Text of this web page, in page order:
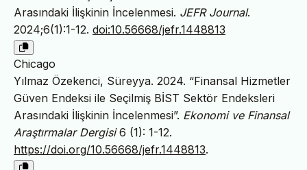
Arasındaki İlişkinin İncelenmesi. JEFR Journal.
2024;6(1):1-12. doi:10.56668/jefr.1448813
Chicago
Yılmaz Özekenci, Süreyya. 2024. “Finansal Hizmetler
Güven Endeksi ile Seçilmiş BİST Sektör Endeksleri
Arasındaki İlişkinin İncelenmesi”. Ekonomi ve Finansal
Araştırmalar Dergisi6 (1): 1-12.
https://doi.org/10.56668/jefr.1448813.